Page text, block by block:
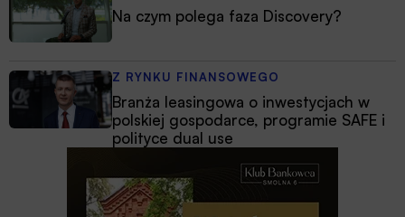
Na czym polega faza Discovery?
Z RYNKU FINANSOWEGO
Branża leasingowa o inwestycjach w
polskiej gospodarce, programie SAFE i
polityce dual use